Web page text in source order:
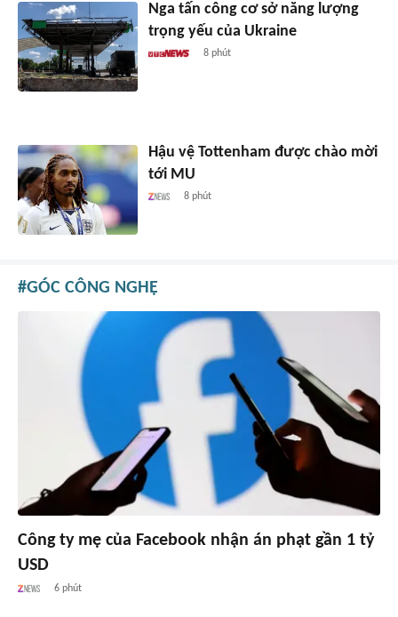
Nga tấn công cơ sở năng lượng
trọng yếu của Ukraine
8 phút
Hậu vệ Tottenham được chào mời
tới MU
8 phút
GÓC CÔNG NGHỆ
Công ty mẹ của Facebook nhận án phạt gần 1 tỷ
USD
6 phút